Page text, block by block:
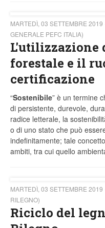
MARTEDÌ, 03 SETTEMBRE 2019
GENERALE PEFC ITALIA)
L'utilizzazione
forestale e il
certificazione
“Sostenibile” è un termine
di persistente, durevole,
radice letterale, la
o di uno stato che può
indefinitamente; tale
ambiti, tra cui quello
MARTEDÌ, 03 SETTEMBRE 2019
RILEGNO)
Riciclo del